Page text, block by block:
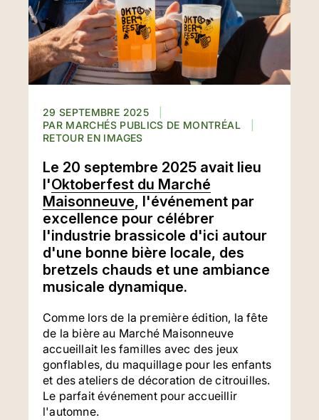
29 SEPTEMBRE 2025
MARCHÉS PUBLICS DE MONTRÉAL
RETOUR EN IMAGES
Le 20 septembre 2025 avait lieu
l'Oktoberfest du Marché
Maisonneuve, l'événement par
excellence pour célébrer
l'industrie brassicole d'ici autour
d'une bonne bière locale, des
bretzels chauds et une ambiance
musicale dynamique.
Comme lors de la première édition, la fête
de la bière au Marché Maisonneuve
accueillait les familles avec des jeux
gonflables, du maquillage pour les enfants
et des ateliers de décoration de citrouilles.
Le parfait événement pour accueillir
l'automne.